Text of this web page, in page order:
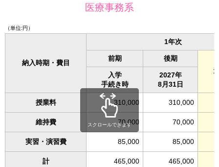
医療事務系
（単位:円）
納入時期・費目
1年次
前期
後期
1
入学
手続き時
2027年
8月31日
授業料 310,000 310,000
維持費 70,000 70,000
実習・演習費 85,000 85,000
計 465,000 465,000
スクロールできます